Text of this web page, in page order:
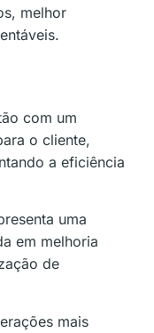
melhor
com um
o cliente,
a eficiência
uma
em melhoria
de
mais